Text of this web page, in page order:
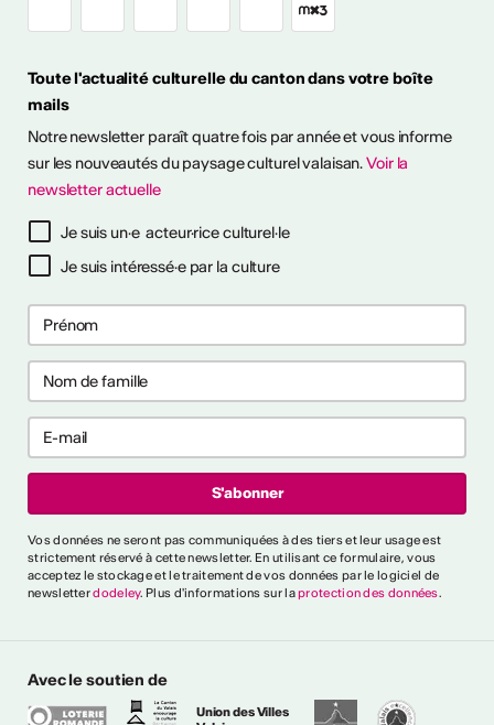
2024/2025
Toute l'actualité culturelle du canton dans votre boîte
mails
Notre newsletter paraît quatre fois par année et vous informe
sur les nouveautés du paysage culturel valaisan.Voir la
newsletter actuelle
Je suis un·e acteur·rice culturel·le
Je suis intéressé·e par la culture
Vos données ne seront pas communiquées à des tiers et leur usage est
strictement réservé à cette newsletter. En utilisant ce formulaire, vous
acceptez le stockage et le traitement de vos données par le logiciel de
newsletterdodeley. Plus d'informations sur laprotection des données.
Avec le soutien de
Union des Villes